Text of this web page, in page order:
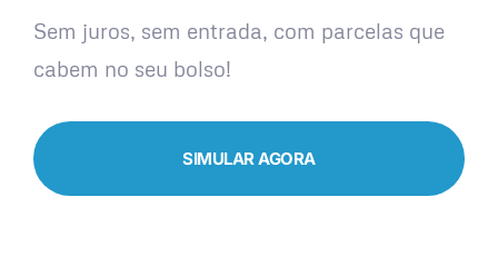
Sem juros, sem entrada, com parcelas que
cabem no seu bolso!
SIMULAR AGORA